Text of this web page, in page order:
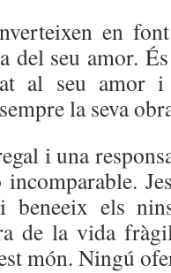
en
del seu amor.
al seu amor
la seva
i una
beneeix els
de la vida
món. Ningú